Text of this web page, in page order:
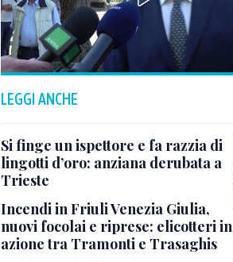
LEGGI ANCHE
Si finge un ispettore e fa razzia di
lingotti d’oro: anziana derubata a
Trieste
Incendi in Friuli Venezia Giulia,
nuovi focolai e riprese: elicotteri in
azione tra Tramonti e Trasaghis